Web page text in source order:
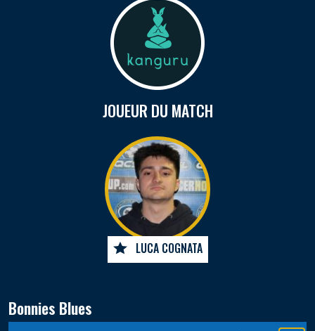
JOUEUR DU MATCH
LUCA COGNATA
Bonnies Blues